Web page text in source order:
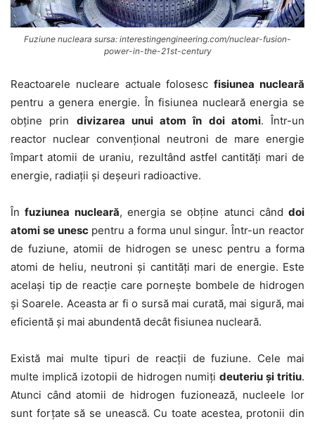
Fuziune nucleara sursa: interestingengineering.com/nuclear-fusion-
power-in-the-21st-century
Reactoarele nucleare actuale folosescfisiunea nucleară
pentru a genera energie. În fisiunea nucleară energia se
obține prin divizarea unui atom în doi atomi. Într-un
reactor nuclear convențional neutroni de mare energie
împart atomii de uraniu, rezultând astfel cantități mari de
energie, radiații și deșeuri radioactive.
Înfuziunea nucleară, energia se obține atunci când doi
atomi se unescpentru a forma unul singur. Într-un reactor
de fuziune, atomii de hidrogen se unesc pentru a forma
atomi de heliu, neutroni și cantități mari de energie. Este
același tip de reacție care pornește bombele de hidrogen
și Soarele. Aceasta ar fi o sursă mai curată, mai sigură, mai
eficientă și mai abundentă decât fisiunea nucleară.
Există mai multe tipuri de reacții de fuziune. Cele mai
multe implică izotopii de hidrogen numițideuteriu și tritiu.
Atunci când atomii de hidrogen fuzionează, nucleele lor
sunt forțate să se unească. Cu toate acestea, protonii din